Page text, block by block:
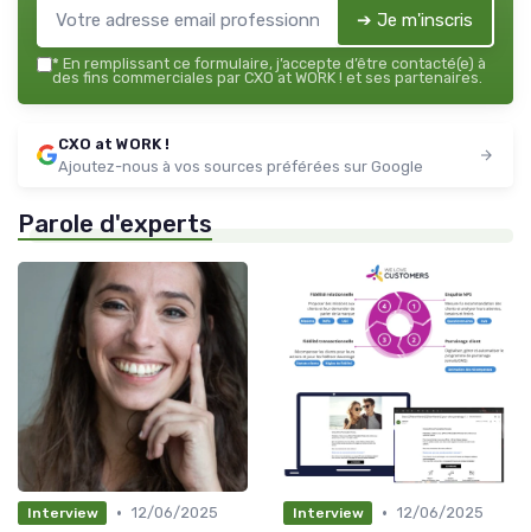
➔ Je m'inscris
* En remplissant ce formulaire, j’accepte d’être contacté(e) à
des fins commerciales par CXO at WORK ! et ses partenaires.
CXO at WORK !
Ajoutez-nous à vos sources préférées sur Google
Parole d'experts
Interview • 12/06/2025
Interview • 12/06/2025